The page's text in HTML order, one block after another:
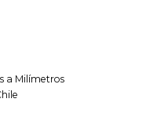
a Milímetros